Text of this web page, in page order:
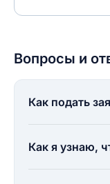
Вопросы и
Как подать
Как я узнаю,